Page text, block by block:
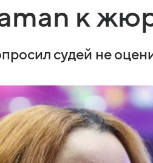
к
судей не